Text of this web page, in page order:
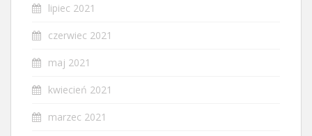
lipiec 2021
czerwiec 2021
maj 2021
kwiecień 2021
marzec 2021